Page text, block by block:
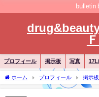
bulletin
プロフィール 掲示板 写真
ホーム プロフィール 掲示板